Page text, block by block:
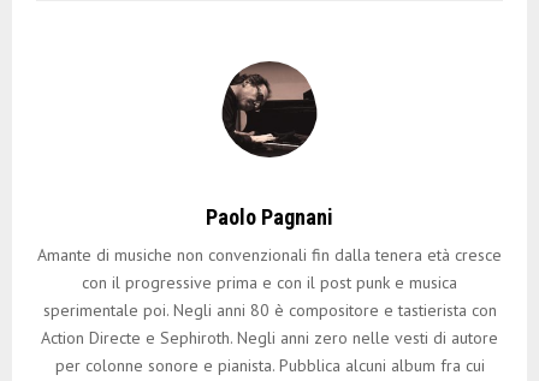
Paolo Pagnani
Amante di musiche non convenzionali fin dalla tenera età cresce
con il progressive prima e con il post punk e musica
sperimentale poi. Negli anni 80 è compositore e tastierista con
Action Directe e Sephiroth. Negli anni zero nelle vesti di autore
per colonne sonore e pianista. Pubblica alcuni album fra cui